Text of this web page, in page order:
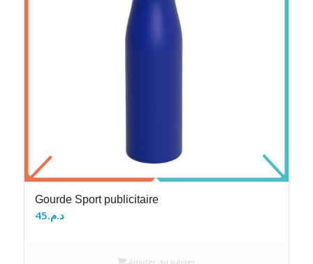
Gourde Sport publicitaire
د.م.45
Ajouter au panier